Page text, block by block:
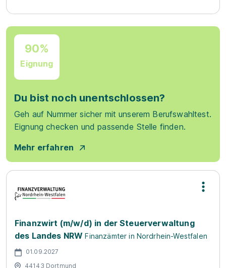
90%
Eignung
Du bist noch unentschlossen?
Geh auf Nummer sicher mit unserem Berufswahltest.
Eignung checken und passende Stelle finden.
Mehr erfahren
Finanzwirt (m/w/d) in der Steuerverwaltung
des Landes NRW Finanzämter in Nordrhein-Westfalen
01.09.2027
44143 Dortmund